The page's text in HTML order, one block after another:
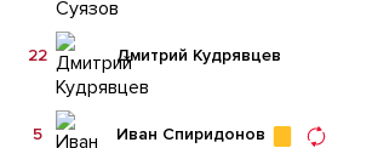
Дмитрий Кудрявцев
22
Иван Спиридонов
5